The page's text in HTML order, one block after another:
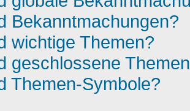
Bekanntmachungen?
wichtige Themen?
geschlossene
Themen-Symbole?